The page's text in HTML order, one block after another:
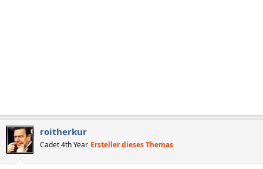
roitherkur
Cadet 4th Year Ersteller dieses Themas